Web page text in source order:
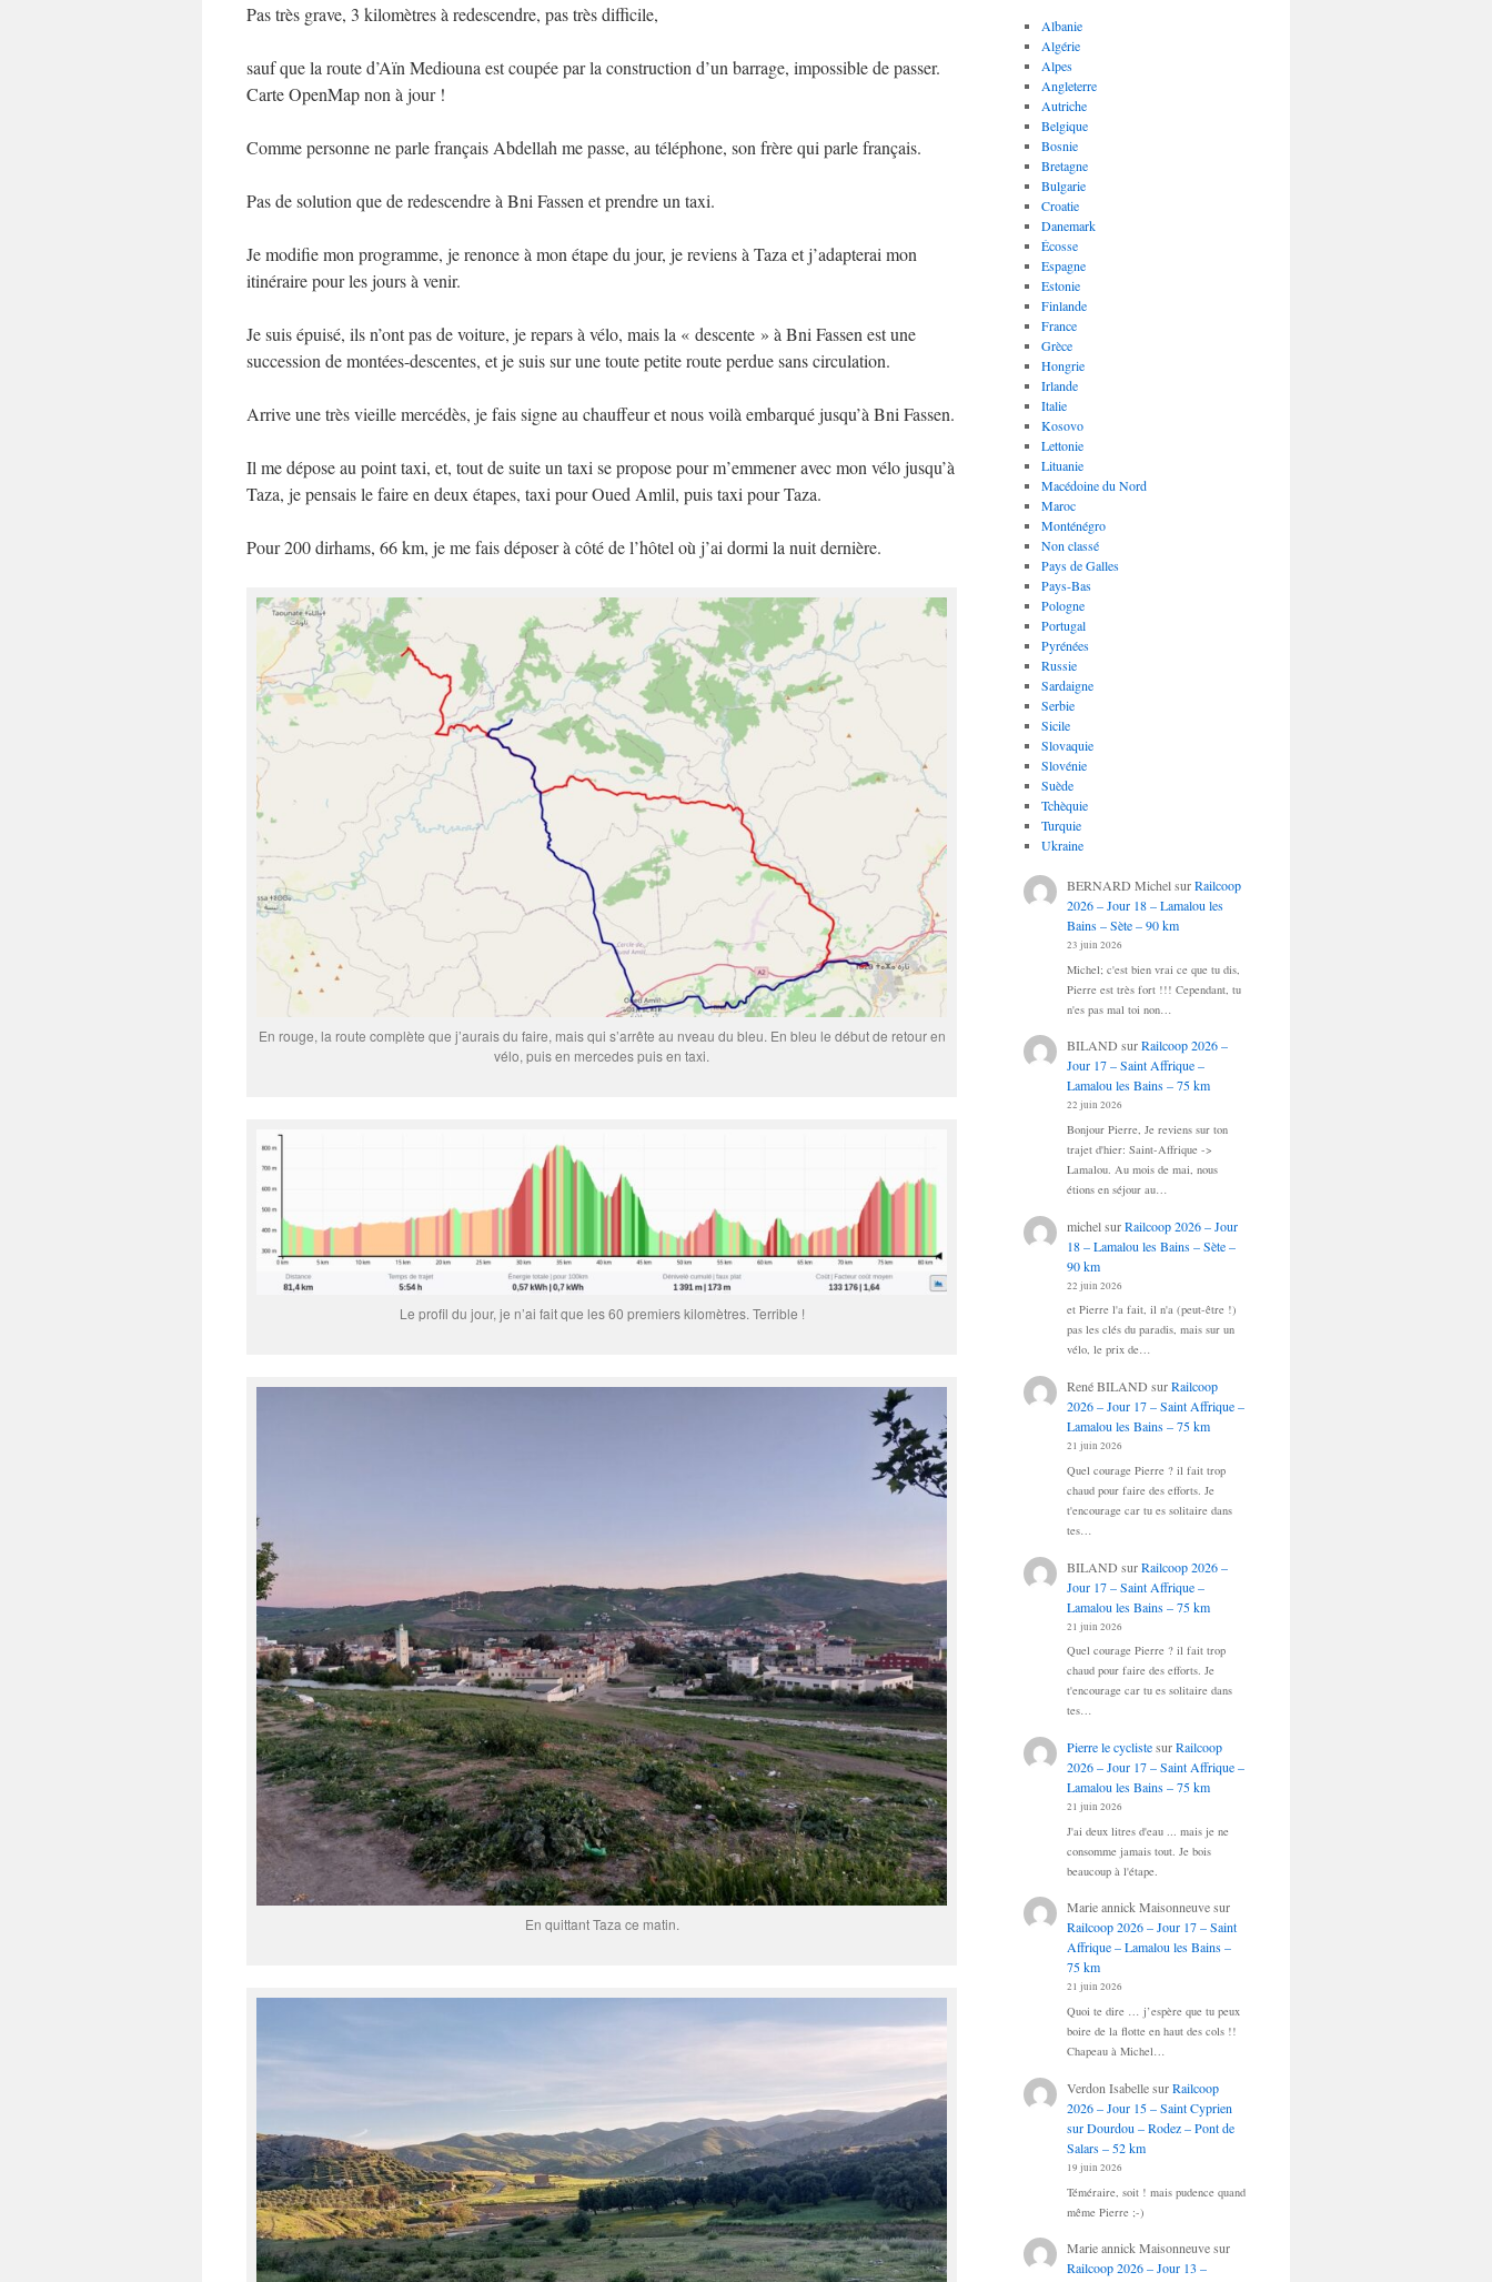
Pas très grave, 3 kilomètres à redescendre, pas très difficile,
sauf que la route d’Aïn Mediouna est coupée par la construction d’un barrage, impossible de passer.
Carte OpenMap non à jour !
Comme personne ne parle français Abdellah me passe, au téléphone, son frère qui parle français.
Pas de solution que de redescendre à Bni Fassen et prendre un taxi.
Je modifie mon programme, je renonce à mon étape du jour, je reviens à Taza et j’adapterai mon
itinéraire pour les jours à venir.
Je suis épuisé, ils n’ont pas de voiture, je repars à vélo, mais la « descente » à Bni Fassen est une
succession de montées-descentes, et je suis sur une toute petite route perdue sans circulation.
Arrive une très vieille mercédès, je fais signe au chauffeur et nous voilà embarqué jusqu’à Bni Fassen.
Il me dépose au point taxi, et, tout de suite un taxi se propose pour m’emmener avec mon vélo jusqu’à
Taza, je pensais le faire en deux étapes, taxi pour Oued Amlil, puis taxi pour Taza.
Pour 200 dirhams, 66 km, je me fais déposer à côté de l’hôtel où j’ai dormi la nuit dernière.
En rouge, la route complète que j’aurais du faire, mais qui s’arrête au nveau du bleu. En bleu le début de retour en
vélo, puis en mercedes puis en taxi.
Le profil du jour, je n’ai fait que les 60 premiers kilomètres. Terrible !
En quittant Taza ce matin.
Albanie
Algérie
Alpes
Angleterre
Autriche
Belgique
Bosnie
Bretagne
Bulgarie
Croatie
Danemark
Écosse
Espagne
Estonie
Finlande
France
Grèce
Hongrie
Irlande
Italie
Kosovo
Lettonie
Lituanie
Macédoine du Nord
Maroc
Monténégro
Non classé
Pays de Galles
Pays-Bas
Pologne
Portugal
Pyrénées
Russie
Sardaigne
Serbie
Sicile
Slovaquie
Slovénie
Suède
Tchèquie
Turquie
Ukraine
BERNARD MichelsurRailcoop
2026 – Jour 18 – Lamalou les
Bains – Sète – 90 km
23 juin 2026
Michel; c'est bien vrai ce que tu dis,
Pierre est très fort !!! Cependant, tu
n'es pas mal toi non…
BILAND surRailcoop 2026 –
Jour 17 – Saint Affrique –
Lamalou les Bains – 75 km
22 juin 2026
Bonjour Pierre, Je reviens sur ton
trajet d'hier: Saint-Affrique ->
Lamalou. Au mois de mai, nous
étions en séjour au…
michelsurRailcoop 2026 – Jour
18 – Lamalou les Bains – Sète –
90 km
22 juin 2026
et Pierre l'a fait, il n'a (peut-être !)
pas les clés du paradis, mais sur un
vélo, le prix de…
René BILAND surRailcoop
2026 – Jour 17 – Saint Affrique –
Lamalou les Bains – 75 km
21 juin 2026
Quel courage Pierre ? il fait trop
chaud pour faire des efforts. Je
t'encourage car tu es solitaire dans
tes…
BILAND surRailcoop 2026 –
Jour 17 – Saint Affrique –
Lamalou les Bains – 75 km
21 juin 2026
Quel courage Pierre ? il fait trop
chaud pour faire des efforts. Je
t'encourage car tu es solitaire dans
tes…
Pierre le cyclistesurRailcoop
2026 – Jour 17 – Saint Affrique –
Lamalou les Bains – 75 km
21 juin 2026
J'ai deux litres d'eau ... mais je ne
consomme jamais tout. Je bois
beaucoup à l'étape.
Marie annick Maisonneuvesur
Railcoop 2026 – Jour 17 – Saint
Affrique – Lamalou les Bains –
75 km
21 juin 2026
Quoi te dire … j’espère que tu peux
boire de la flotte en haut des cols !!
Chapeau à Michel…
Verdon IsabellesurRailcoop
2026 – Jour 15 – Saint Cyprien
sur Dourdou – Rodez – Pont de
Salars – 52 km
19 juin 2026
Téméraire, soit ! mais pudence quand
même Pierre ;-)
Marie annick Maisonneuvesur
Railcoop 2026 – Jour 13 –